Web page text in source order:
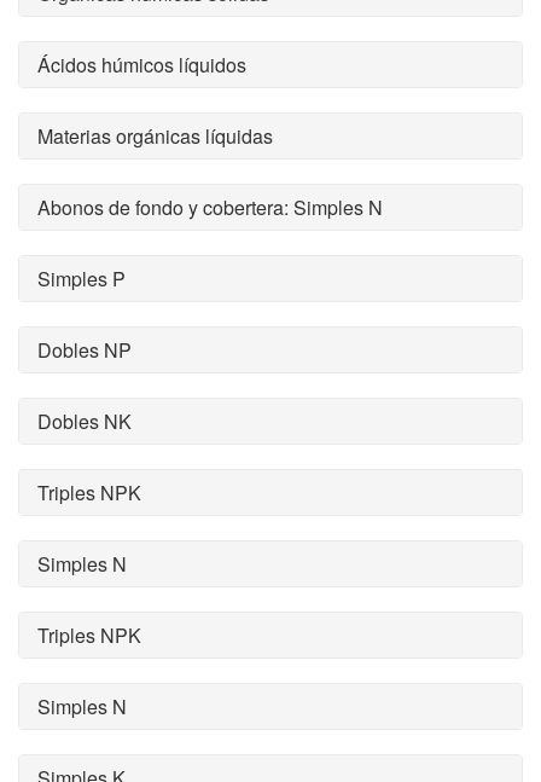
Ácidos húmicos líquidos
Materias orgánicas líquidas
Abonos de fondo y cobertera: Simples N
Simples P
Dobles NP
Dobles NK
Triples NPK
Simples N
Triples NPK
Simples N